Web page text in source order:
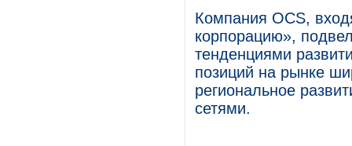
Компания OCS,
корпорацию»,
тенденциями
позиций на рынке
региональное
сетями.